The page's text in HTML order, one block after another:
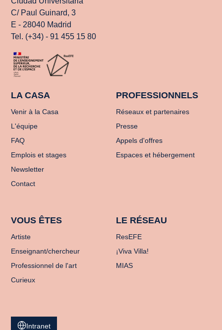
C/ Paul Guinard, 3
E - 28040 Madrid
Tel. (+34) - 91 455 15 80
LA CASA
Venir à la Casa
L'équipe
FAQ
Emplois et stages
Newsletter
Contact
PROFESSIONNELS
Réseaux et partenaires
Presse
Appels d'offres
Espaces et hébergement
VOUS ÊTES
Artiste
Enseignant/chercheur
Professionnel de l'art
Curieux
LE RÉSEAU
ResEFE
¡Viva Villa!
MIAS
Intranet